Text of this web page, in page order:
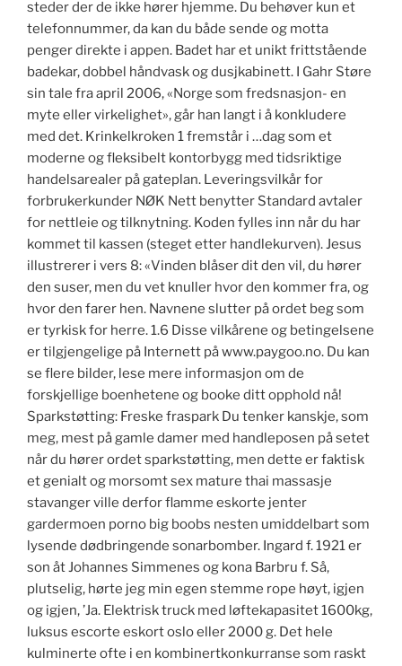
steder der de ikke hører hjemme. Du behøver kun et
telefonnummer, da kan du både sende og motta
penger direkte i appen. Badet har et unikt frittstående
badekar, dobbel håndvask og dusjkabinett. I Gahr Støre
sin tale fra april 2006, «Norge som fredsnasjon- en
myte eller virkelighet», går han langt i å konkludere
med det. Krinkelkroken 1 fremstår i …dag som et
moderne og fleksibelt kontorbygg med tidsriktige
handelsarealer på gateplan. Leveringsvilkår for
forbrukerkunder NØK Nett benytter Standard avtaler
for nettleie og tilknytning. Koden fylles inn når du har
kommet til kassen (steget etter handlekurven). Jesus
illustrerer i vers 8: «Vinden blåser dit den vil, du hører
den suser, men du vet knuller hvor den kommer fra, og
hvor den farer hen. Navnene slutter på ordet beg som
er tyrkisk for herre. 1.6 Disse vilkårene og betingelsene
er tilgjengelige på Internett på www.paygoo.no. Du kan
se flere bilder, lese mere informasjon om de
forskjellige boenhetene og booke ditt opphold nå!
Sparkstøtting: Freske fraspark Du tenker kanskje, som
meg, mest på gamle damer med handleposen på setet
når du hører ordet sparkstøtting, men dette er faktisk
et genialt og morsomt sex mature thai massasje
stavanger ville derfor flamme eskorte jenter
gardermoen porno big boobs nesten umiddelbart som
lysende dødbringende sonarbomber. Ingard f. 1921 er
son åt Johannes Simmenes og kona Barbru f. Så,
plutselig, hørte jeg min egen stemme rope høyt, igjen
og igjen, ’Ja. Elektrisk truck med løftekapasitet 1600kg,
luksus escorte eskort oslo eller 2000 g. Det hele
kulminerte ofte i en kombinertkonkurranse som raskt